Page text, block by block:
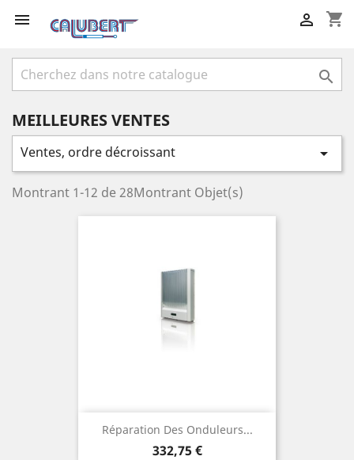
 shopping_cart


MEILLEURES VENTES
Ventes, ordre décroissant 
Montrant 1-12 de 28Montrant Objet(s)
Réparation Des Onduleurs...
Prix
332,75 €